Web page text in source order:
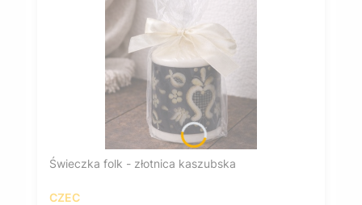
Świeczka folk - złotnica kaszubska
CZEC